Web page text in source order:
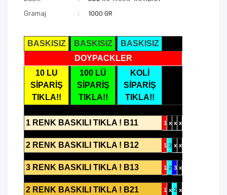
Gramaj
1000 GR
BASKISIZ BASKISIZ
BASKISIZ
DOYPACKLER
10 LU
SİPARİŞ
TIKLA!!
100 LÜ
SİPARİŞ
TIKLA!!
KOLİ
SİPARİŞ
TIKLA!!
1 RENK BASKILI TIKLA ! B11 1 x x x
2 RENK BASKILI TIKLA ! B12 1 2 x x
3 RENK BASKILI TIKLA ! B13 1 2 3 x
2 RENK BASKILI TIKLA ! B21 1 x 2 x